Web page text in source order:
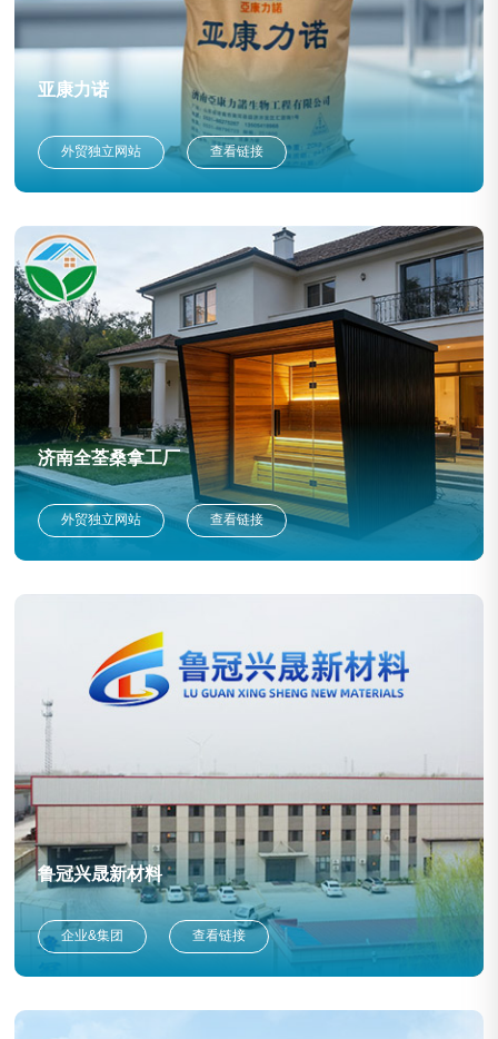
亚康力诺
外贸独立网站 查看链接
济南全荃桑拿工厂
外贸独立网站 查看链接
鲁冠兴晟新材料
企业&集团 查看链接